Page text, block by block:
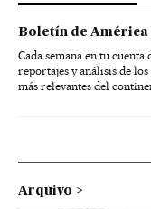
Boletín de América
Cada semana en tu
reportajes y análisis de
más relevantes del
Arquivo